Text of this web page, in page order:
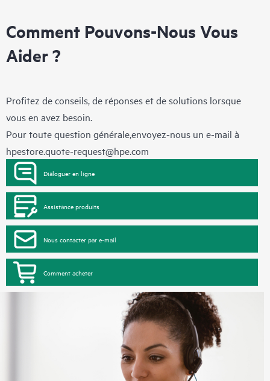
Comment Pouvons-Nous Vous
Aider ?
Profitez de conseils, de réponses et de solutions lorsque
vous en avez besoin.
Pour toute question générale,envoyez-nous un e-mail à
hpestore.quote-request@hpe.com
Dialoguer en ligne
Assistance produits
Nous contacter par e-mail
Comment acheter